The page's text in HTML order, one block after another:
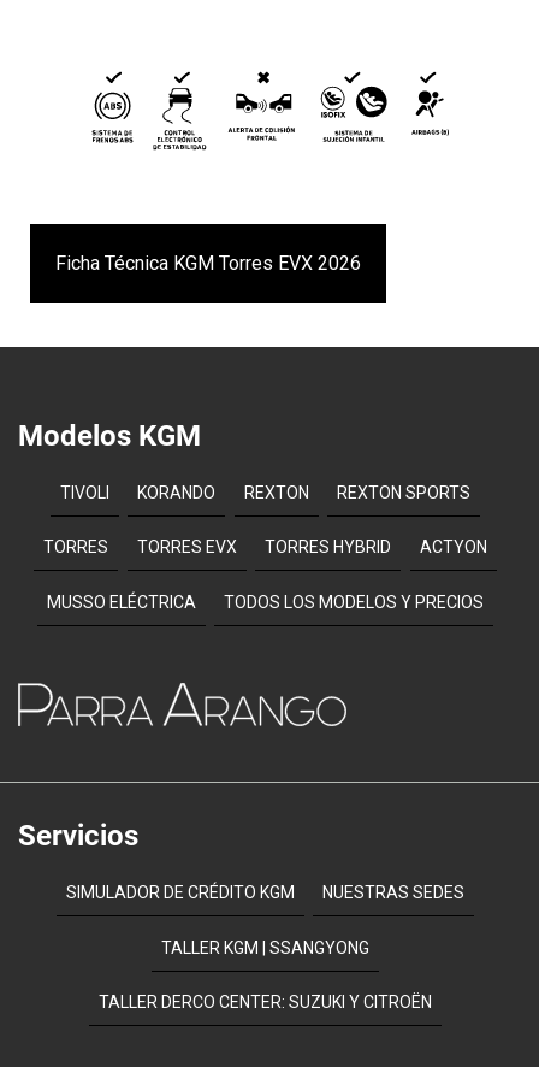
Ficha Técnica KGM Torres EVX 2026
Modelos KGM
TIVOLI KORANDO REXTON REXTON SPORTS
TORRES TORRES EVX TORRES HYBRID ACTYON
MUSSO ELÉCTRICA TODOS LOS MODELOS Y PRECIOS
Servicios
SIMULADOR DE CRÉDITO KGM NUESTRAS SEDES
TALLER KGM | SSANGYONG
TALLER DERCO CENTER: SUZUKI Y CITROËN